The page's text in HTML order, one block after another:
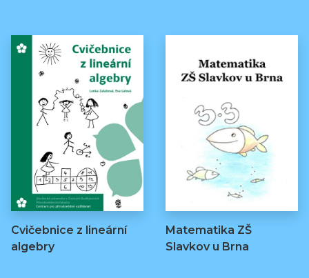
Cvičebnice z lineární
algebry
Matematika ZŠ
Slavkov u Brna